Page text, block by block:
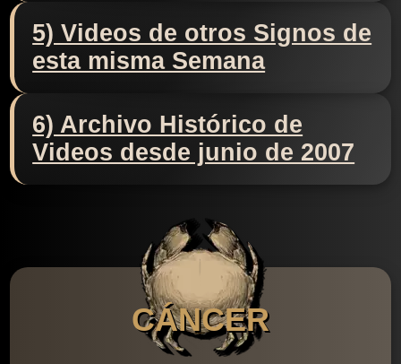
5) Videos de otros Signos de
esta misma Semana
6) Archivo Histórico de
Videos desde junio de 2007
CÁNCER